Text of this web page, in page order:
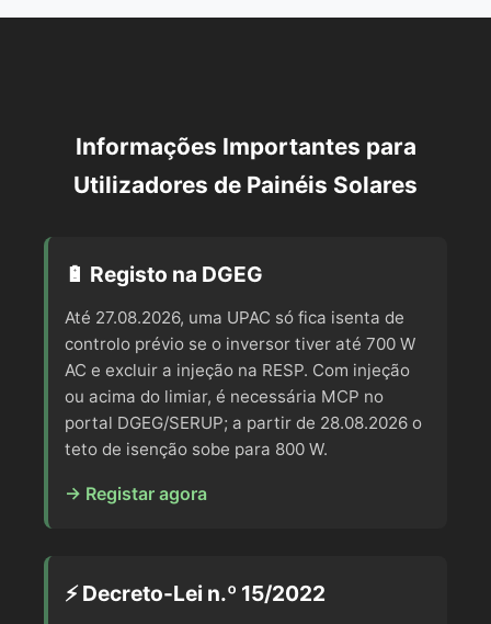
Informações Importantes para
Utilizadores de Painéis Solares
🔋 Registo na DGEG
Até 27.08.2026, uma UPAC só fica isenta de
controlo prévio se o inversor tiver até 700 W
AC e excluir a injeção na RESP. Com injeção
ou acima do limiar, é necessária MCP no
portal DGEG/SERUP; a partir de 28.08.2026 o
teto de isenção sobe para 800 W.
→ Registar agora
⚡ Decreto-Lei n.º 15/2022